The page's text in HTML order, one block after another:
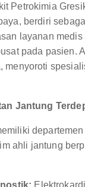
Petrokimia
berdiri
layanan
pada pasien.
menyoroti
Jantung
ahli jantung